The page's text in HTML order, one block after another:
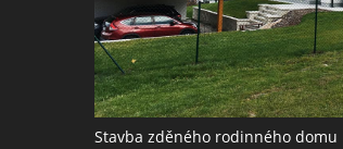
Stavba zděného rodinného domu